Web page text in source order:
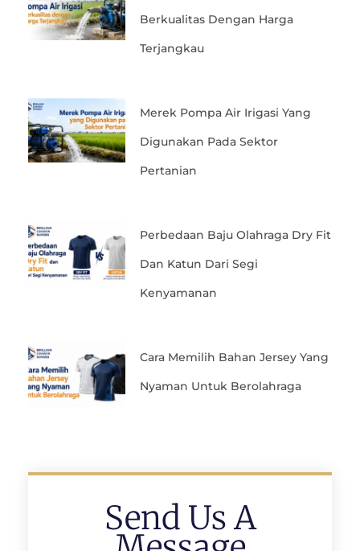
Berkualitas Dengan Harga
Terjangkau
Merek Pompa Air Irigasi Yang
Digunakan Pada Sektor
Pertanian
Perbedaan Baju Olahraga Dry Fit
Dan Katun Dari Segi
Kenyamanan
Cara Memilih Bahan Jersey Yang
Nyaman Untuk Berolahraga
Send Us A